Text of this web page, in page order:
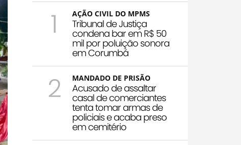
1 AÇÃO CIVIL DO MPMS
Tribunal de Justiça
condena bar em R$ 50
mil por poluição sonora
em Corumbá
2 MANDADO DE PRISÃO
Acusado de assaltar
casal de comerciantes
tenta tomar armas de
policiais e acaba preso
em cemitério